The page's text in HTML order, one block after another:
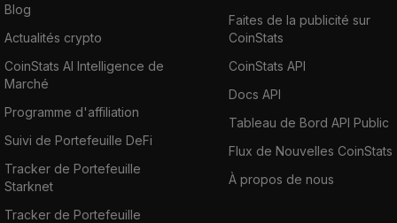
Blog
Actualités crypto
CoinStats AI Intelligence de
Marché
Programme d'affiliation
Suivi de Portefeuille DeFi
Tracker de Portefeuille
Starknet
Tracker de Portefeuille
Faites de la publicité sur
CoinStats
CoinStats API
Docs API
Tableau de Bord API Public
Flux de Nouvelles CoinStats
À propos de nous